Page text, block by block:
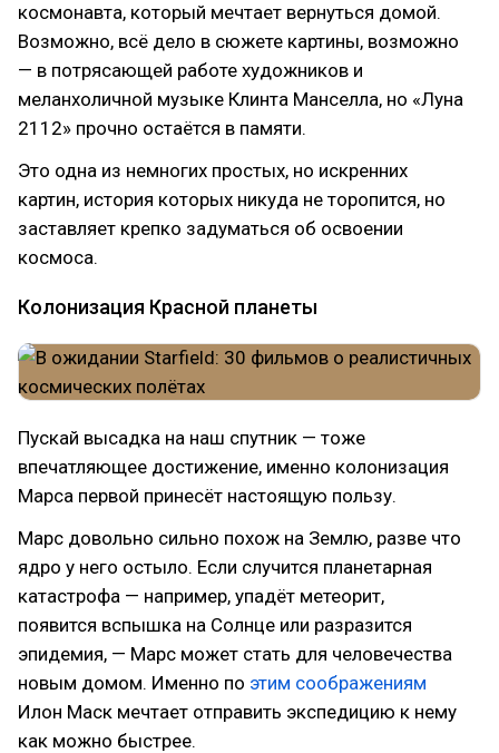
космонавта, который мечтает вернуться домой.
Возможно, всё дело в сюжете картины, возможно
— в потрясающей работе художников и
меланхоличной музыке Клинта Манселла, но «Луна
2112» прочно остаётся в памяти.
Это одна из немногих простых, но искренних
картин, история которых никуда не торопится, но
заставляет крепко задуматься об освоении
космоса.
Колонизация Красной планеты
Пускай высадка на наш спутник — тоже
впечатляющее достижение, именно колонизация
Марса первой принесёт настоящую пользу.
Марс довольно сильно похож на Землю, разве что
ядро у него остыло. Если случится планетарная
катастрофа — например, упадёт метеорит,
появится вспышка на Солнце или разразится
эпидемия, — Марс может стать для человечества
новым домом. Именно по этим соображениям
Илон Маск мечтает отправить экспедицию к нему
как можно быстрее.